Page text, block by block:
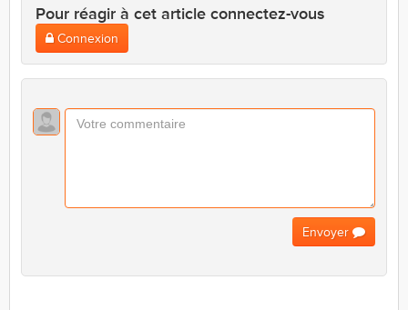
Pour réagir à cet article connectez-vous
Connexion
Envoyer